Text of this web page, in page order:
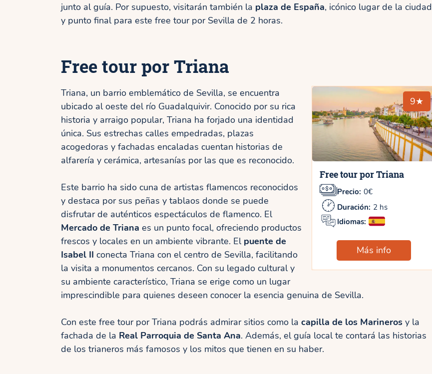
junto al guía. Por supuesto, visitarán también la plaza de España, icónico lugar de la ciudad
y punto final para este free tour por Sevilla de 2 horas.
Free tour por Triana
9★
Free tour por Triana
Precio: 0€
Duración: 2 hs
Idiomas:
Más info
Triana, un barrio emblemático de Sevilla, se encuentra
ubicado al oeste del río Guadalquivir. Conocido por su rica
historia y arraigo popular, Triana ha forjado una identidad
única. Sus estrechas calles empedradas, plazas
acogedoras y fachadas encaladas cuentan historias de
alfarería y cerámica, artesanías por las que es reconocido.
Este barrio ha sido cuna de artistas flamencos reconocidos
y destaca por sus peñas y tablaos donde se puede
disfrutar de auténticos espectáculos de flamenco. El
Mercado de Triana es un punto focal, ofreciendo productos
frescos y locales en un ambiente vibrante. Elpuente de
Isabel II conecta Triana con el centro de Sevilla, facilitando
la visita a monumentos cercanos. Con su legado cultural y
su ambiente característico, Triana se erige como un lugar
imprescindible para quienes deseen conocer la esencia genuina de Sevilla.
Con este free tour por Triana podrás admirar sitios como la capilla de los Marineros y la
fachada de la Real Parroquia de Santa Ana. Además, el guía local te contará las historias
de los trianeros más famosos y los mitos que tienen en su haber.